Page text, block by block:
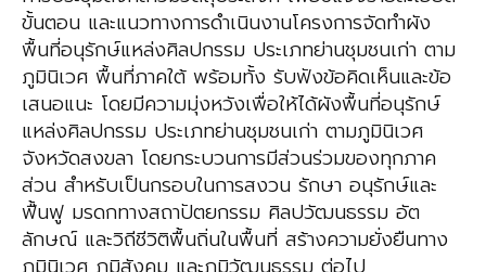
ขั้นตอน และแนวทางการดำเนินงานโครงการจัดทำผัง
พื้นที่อนุรักษ์แหล่งศิลปกรรม ประเภทย่านชุมชนเก่า ตาม
ภูมินิเวศ พื้นที่ภาคใต้ พร้อมทั้ง รับฟังข้อคิดเห็นและข้อ
เสนอแนะ โดยมีความมุ่งหวังเพื่อให้ได้ผังพื้นที่อนุรักษ์
แหล่งศิลปกรรม ประเภทย่านชุมชนเก่า ตามภูมินิเวศ
จังหวัดสงขลา โดยกระบวนการมีส่วนร่วมของทุกภาค
ส่วน สำหรับเป็นกรอบในการสงวน รักษา อนุรักษ์และ
ฟื้นฟู มรดกทางสถาปัตยกรรม ศิลปวัฒนธรรม อัต
ลักษณ์ และวิถีชีวิติพื้นถิ่นในพื้นที่ สร้างความยั่งยืนทาง